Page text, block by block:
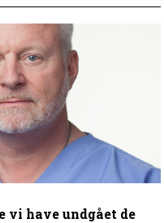
vi have undgået de